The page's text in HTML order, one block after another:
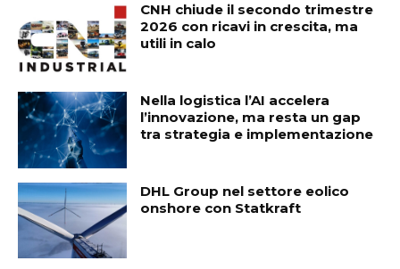
CNH chiude il secondo trimestre
2026 con ricavi in crescita, ma
utili in calo
Nella logistica l’AI accelera
l’innovazione, ma resta un gap
tra strategia e implementazione
DHL Group nel settore eolico
onshore con Statkraft